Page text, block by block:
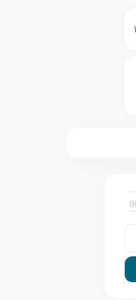
راه‌اندازی VDI (دسکتاپ مجازی)